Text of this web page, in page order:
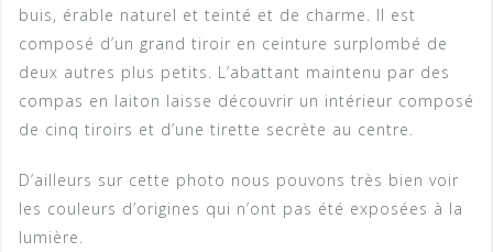
buis, érable naturel et teinté et de charme. Il est
composé d’un grand tiroir en ceinture surplombé de
deux autres plus petits. L’abattant maintenu par des
compas en laiton laisse découvrir un intérieur composé
de cinq tiroirs et d’une tirette secrète au centre.
D’ailleurs sur cette photo nous pouvons très bien voir
les couleurs d’origines qui n’ont pas été exposées à la
lumière.